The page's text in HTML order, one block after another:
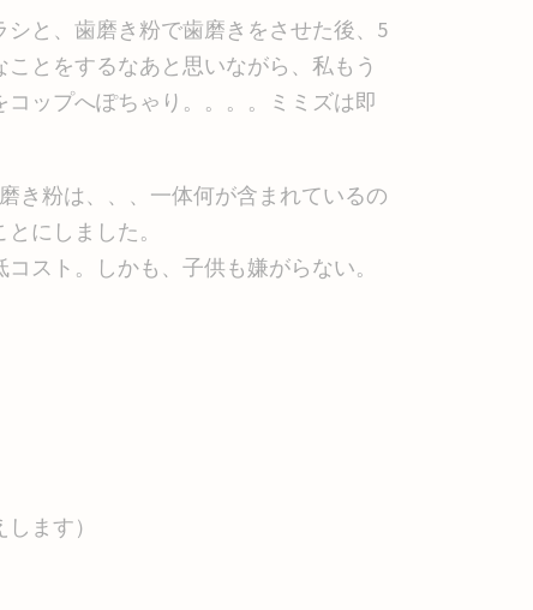
と、歯磨き粉で歯磨きをさせた後、5
とをするなあと思いながら、私もう
ップへぽちゃり。。。。ミミズは即
き粉は、、、一体何が含まれているの
ことにしました。
スト。しかも、子供も嫌がらない。
ます）